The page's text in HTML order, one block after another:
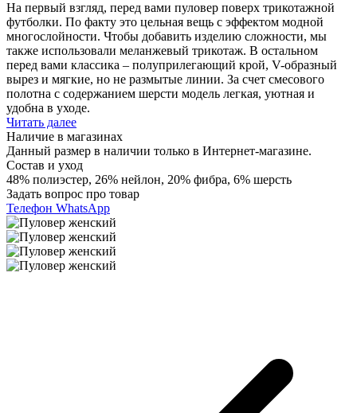
На первый взгляд, перед вами пуловер поверх трикотажной
футболки. По факту это цельная вещь с эффектом модной
многослойности. Чтобы добавить изделию сложности, мы
также использовали меланжевый трикотаж. В остальном
перед вами классика – полуприлегающий крой, V-образный
вырез и мягкие, но не размытые линии. За счет смесового
полотна с содержанием шерсти модель легкая, уютная и
удобна в уходе.
Читать далее
Наличие в магазинах
Данный размер в наличии только в Интернет-магазине.
Состав и уход
48% полиэстер, 26% нейлон, 20% фибра, 6% шерсть
Задать вопрос про товар
Телефон WhatsApp